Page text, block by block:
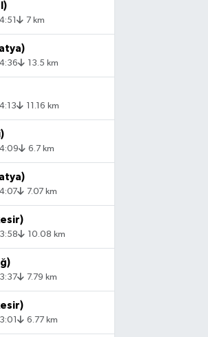
7 km
13.5 km
11.16 km
6.7 km
7.07 km
10.08 km
7.79 km
6.77 km